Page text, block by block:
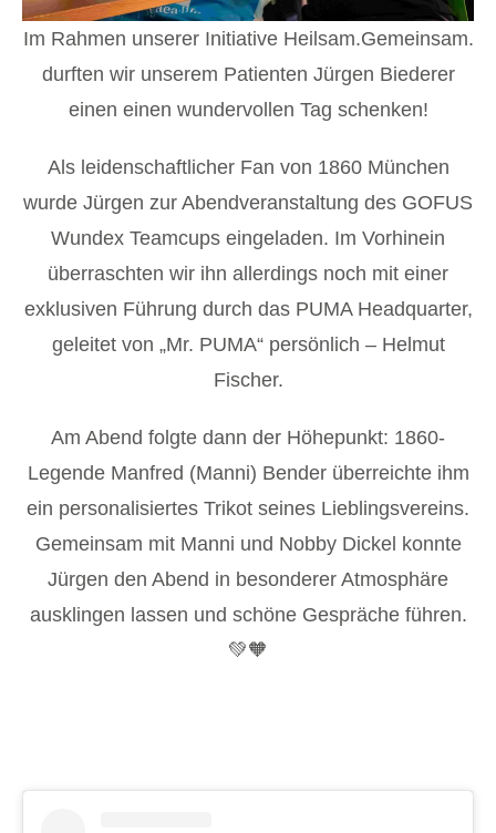
Im Rahmen unserer Initiative Heilsam.Gemeinsam.
durften wir unserem Patienten Jürgen Biederer
einen einen wundervollen Tag schenken!
Als leidenschaftlicher Fan von 1860 München
wurde Jürgen zur Abendveranstaltung des GOFUS
Wundex Teamcups eingeladen. Im Vorhinein
überraschten wir ihn allerdings noch mit einer
exklusiven Führung durch das PUMA Headquarter,
geleitet von „Mr. PUMA“ persönlich – Helmut
Fischer.
Am Abend folgte dann der Höhepunkt: 1860-
Legende Manfred (Manni) Bender überreichte ihm
ein personalisiertes Trikot seines Lieblingsvereins.
Gemeinsam mit Manni und Nobby Dickel konnte
Jürgen den Abend in besonderer Atmosphäre
ausklingen lassen und schöne Gespräche führen.
💚🧡